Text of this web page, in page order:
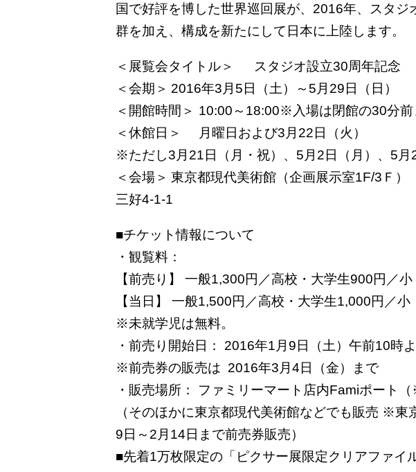
国で好評を博した世界巡回展が、2016年、スタジ
群を加え、構成を新たにして日本に上陸します。
＜展覧会タイトル＞
スタジオ設立30周年記念
＜会期＞ 2016年3月5日（土）～5月29日（日）
＜開館時間＞ 10:00～18:00※入場は閉館の30分前
＜休館日＞
月曜日および3月22日（火）
※ただし3月21日（月・祝）、5月2日（月）、5月
＜会場＞ 東京都現代美術館（企画展示室1F/3Ｆ
三好4-1-1
■チケット情報について
・観覧料：
【前売り】 一般1,300円／高校・大学生900円／
【当日】 一般1,500円／高校・大学生1,000円／小
※未就学児は無料。
・前売り開始日： 2016年1月9日（土）午前10時
※前売券の販売は 2016年3月4日（金）まで
・販売場所： ファミリーマート店内Famiポート
（そのほかに東京都現代美術館などでも販売 ※
9日～2月14日まで前売券販売）
■先着1万枚限定の「ピクサー展限定クリアファイ